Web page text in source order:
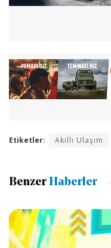
Etiketler: Akıllı Ulaşım
Benzer Haberler